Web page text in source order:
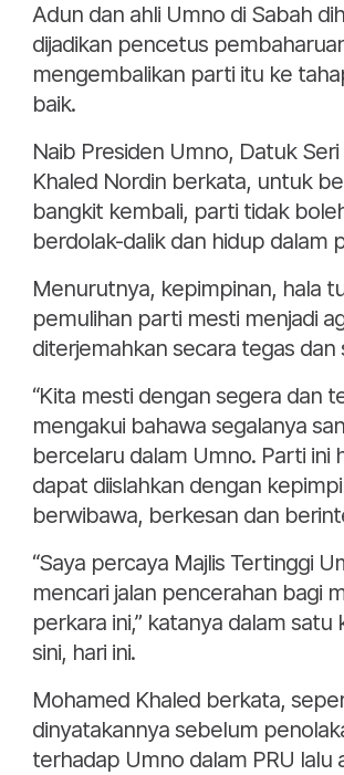
Adun dan ahli Umno di Sabah
dijadikan pencetus
mengembalikan parti itu ke
baik.
Naib Presiden Umno, Datuk
Khaled Nordin berkata, untuk
bangkit kembali, parti tidak
berdolak-dalik dan hidup dalam
Menurutnya, kepimpinan, hala
pemulihan parti mesti menjadi
diterjemahkan secara tegas dan
“Kita mesti dengan segera dan
mengakui bahawa segalanya
bercelaru dalam Umno. Parti ini
dapat diislahkan dengan
berwibawa, berkesan dan
“Saya percaya Majlis Tertinggi
mencari jalan pencerahan bagi
perkara ini,” katanya dalam satu
sini, hari ini.
Mohamed Khaled berkata,
dinyatakannya sebelum
terhadap Umno dalam PRU lalu